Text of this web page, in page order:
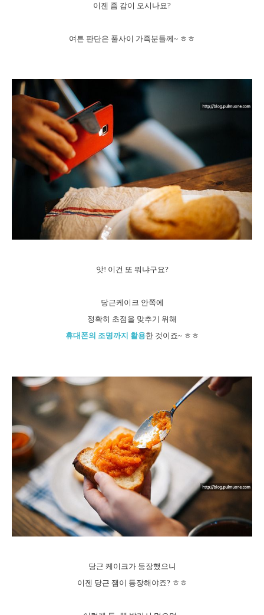
이젠 좀 감이 오시나요?
여튼 판단은 풀사이 가족분들께~ ㅎㅎ
앗! 이건 또 뭐냐구요?
당근케이크 안쪽에
정확히 초점을 맞추기 위해
휴대폰의 조명까지 활용한 것이죠~ ㅎㅎ
당근 케이크가 등장했으니
이젠 당근 잼이 등장해야죠? ㅎㅎ